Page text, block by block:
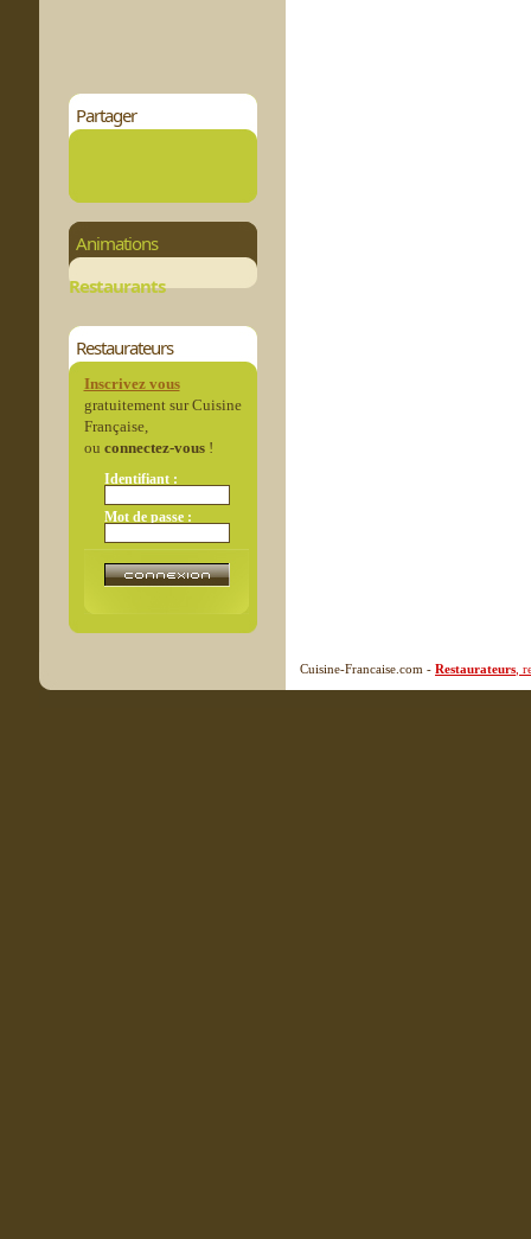
Partager
Animations
Restaurants
Restaurateurs
Inscrivez vous
gratuitement sur Cuisine
Française,
ou connectez-vous!
Identifiant :
Mot de passe :
Cuisine-Francaise.com - Restaurateurs ,